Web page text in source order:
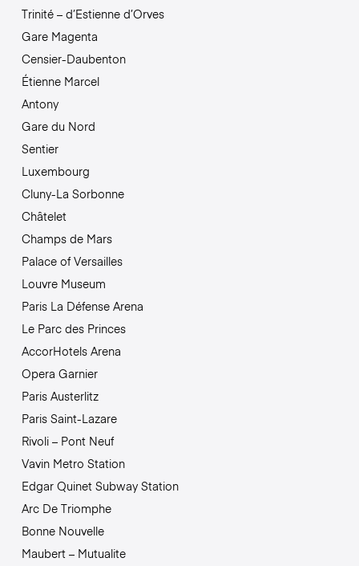
Trinité – d’Estienne d’Orves
Gare Magenta
Censier-Daubenton
Étienne Marcel
Antony
Gare du Nord
Sentier
Luxembourg
Cluny-La Sorbonne
Châtelet
Champs de Mars
Palace of Versailles
Louvre Museum
Paris La Défense Arena
Le Parc des Princes
AccorHotels Arena
Opera Garnier
Paris Austerlitz
Paris Saint-Lazare
Rivoli – Pont Neuf
Vavin Metro Station
Edgar Quinet Subway Station
Arc De Triomphe
Bonne Nouvelle
Maubert – Mutualite